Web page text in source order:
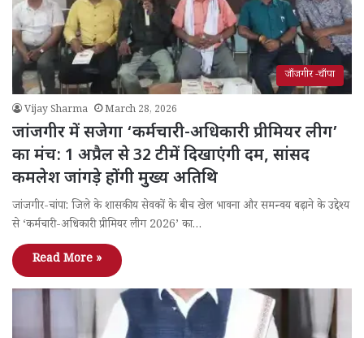
जाँजगीर -चाँपा
Vijay Sharma March 28, 2026
जांजगीर में सजेगा ‘कर्मचारी-अधिकारी प्रीमियर लीग’
का मंच: 1 अप्रैल से 32 टीमें दिखाएंगी दम, सांसद
कमलेश जांगड़े होंगी मुख्य अतिथि
जांजगीर-चांपा: जिले के शासकीय सेवकों के बीच खेल भावना और समन्वय बढ़ाने के उद्देश्य
से ‘कर्मचारी-अधिकारी प्रीमियर लीग 2026’ का…
Read More »